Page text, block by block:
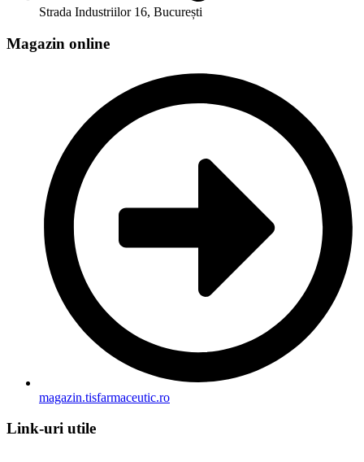
Strada Industriilor 16, București
Magazin online
magazin.tisfarmaceutic.ro
Link-uri utile